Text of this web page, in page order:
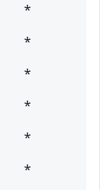
*
*
*
*
*
*